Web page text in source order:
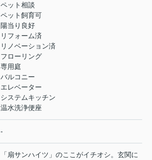
ペット相談
ペット飼育可
陽当り良好
リフォーム済
リノベーション済
フローリング
専用庭
バルコニー
エレベーター
システムキッチン
温水洗浄便座
-
「扇サンハイツ」のここがイチオシ。玄関に